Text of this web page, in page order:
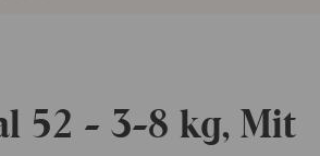
52 - 3-8 kg, Mit